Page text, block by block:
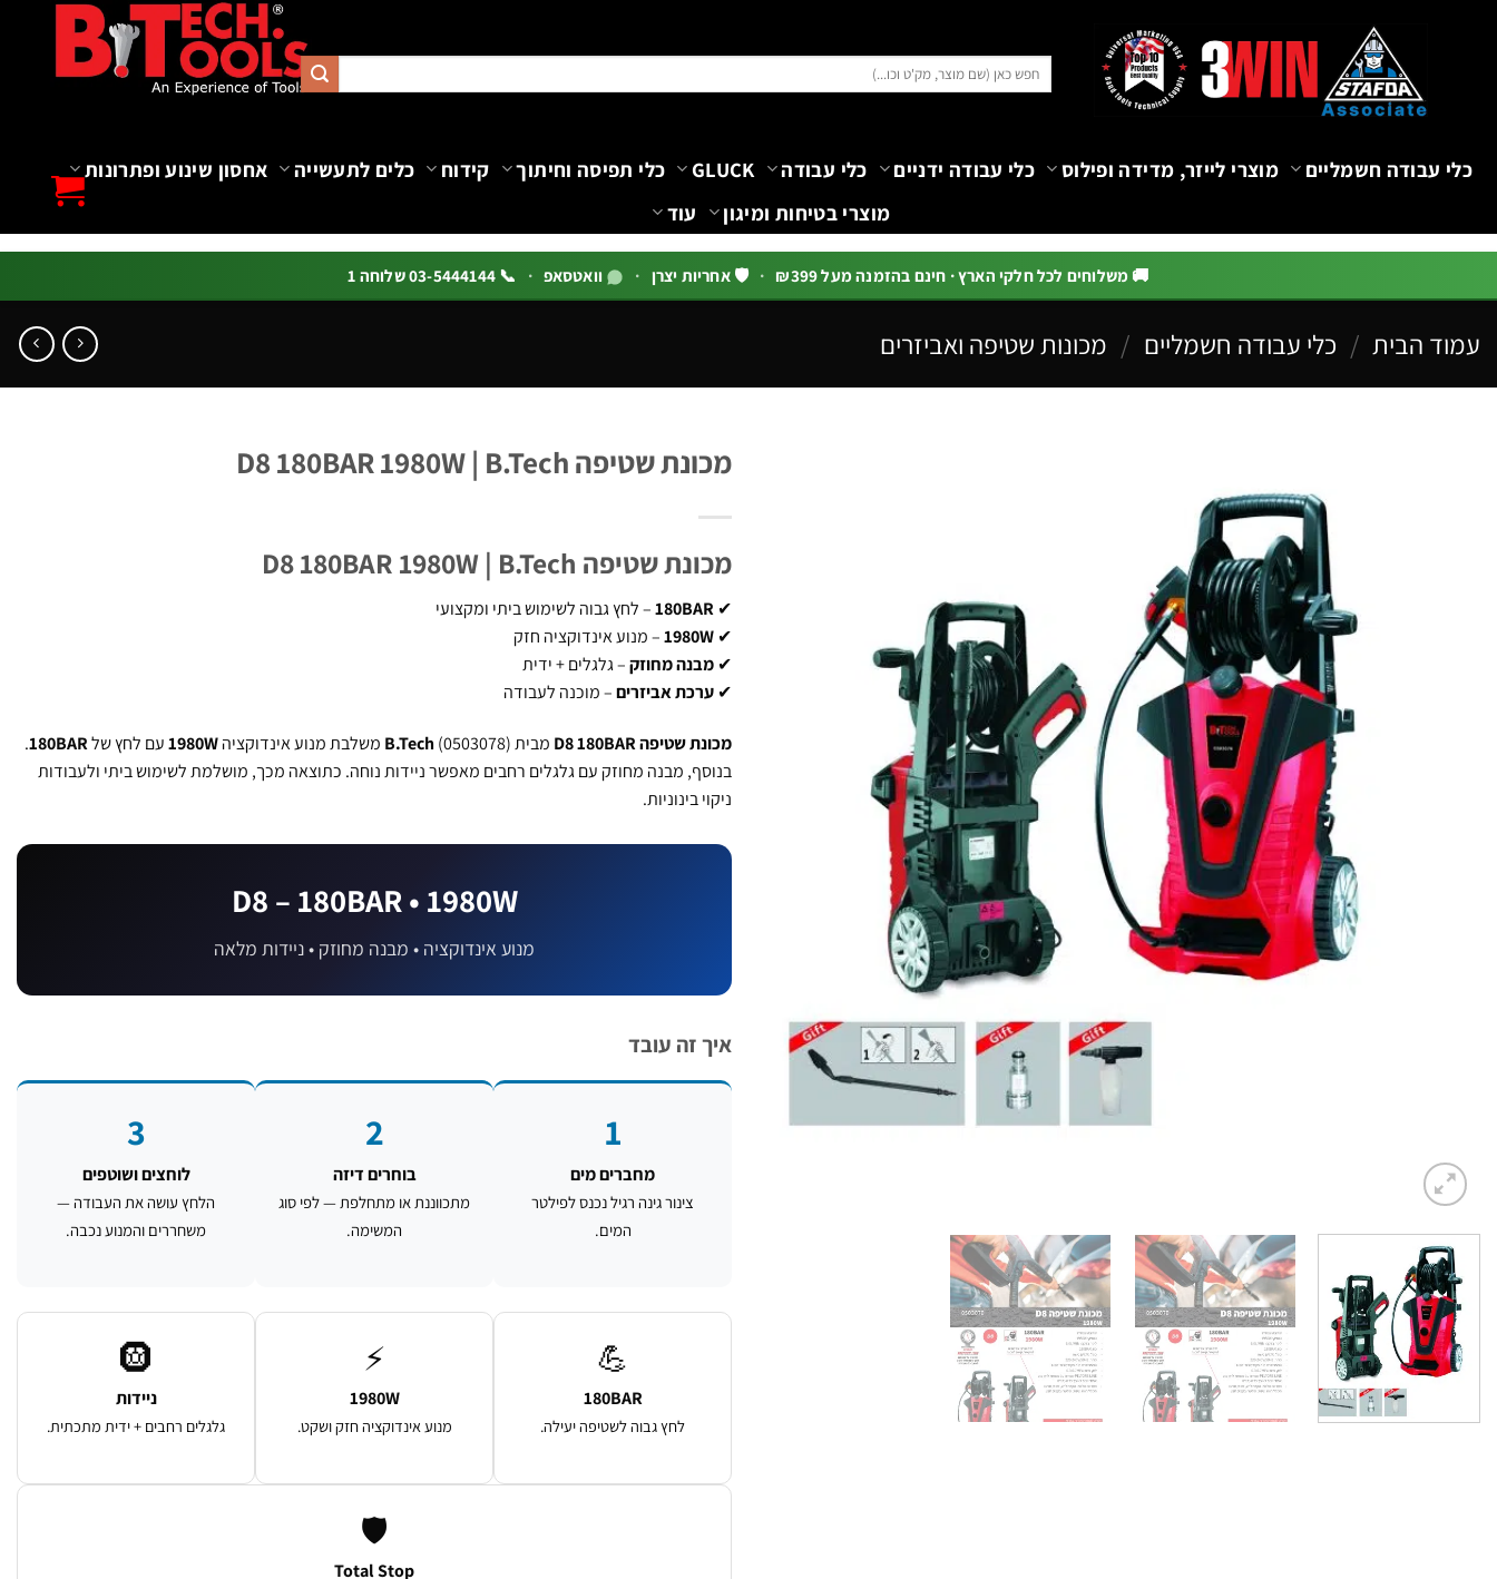
כלי עבודה חשמליים מוצרי לייזר, מדידה ופילוס כלי עבודה ידניים כלי עבודה GLUCK כלי תפיסה וחיתוך קידוח כלים לתעשייה
אחסון שינוע ופתרונות
מוצרי בטיחות ומיגון
עוד
🚚 משלוחים לכל חלקי הארץ · חינם בהזמנה מעל ₪399 · 🛡️ אחריות יצרן · וואטסאפ · 📞 03-5444144 שלוחה 1
עמוד הבית / כלי עבודה חשמליים / מכונות שטיפה ואביזרים
מכונת שטיפה D8 180BAR 1980W | B.Tech
מכונת שטיפה D8 180BAR 1980W | B.Tech
✔
180BAR– לחץ גבוה לשימוש ביתי ומקצועי
✔
1980W– מנוע אינדוקציה חזק
✔ מבנה מחוזק– גלגלים + ידית
✔ ערכת אביזרים– מוכנה לעבודה
מכונת שטיפה D8 180BAR מבית B.Tech(0503078) משלבת מנוע אינדוקציה 1980Wעם לחץ של180BAR
.
בנוסף, מבנה מחוזק עם גלגלים רחבים מאפשר ניידות נוחה. כתוצאה מכך, מושלמת לשימוש ביתי ולעבודות
ניקוי בינוניות.
D8 – 180BAR • 1980W
מנוע אינדוקציה • מבנה מחוזק • ניידות מלאה
איך זה עובד
1
מחברים מים
צינור גינה רגיל נכנס לפילטר
המים.
2
בוחרים דיזה
מתכווננת או מתחלפת — לפי סוג
המשימה.
3
לוחצים ושוטפים
הלחץ עושה את העבודה —
משחררים והמנוע נכבה.
💪
180BAR
לחץ גבוה לשטיפה יעילה.
⚡
1980W
מנוע אינדוקציה חזק ושקט.
🛞
ניידות
גלגלים רחבים + ידית מתכתית.
🛡️
Total Stop